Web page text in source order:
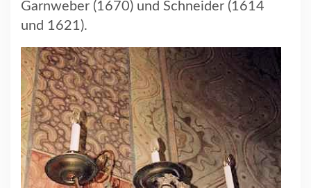
Garnweber (1670) und Schneider (1614
und 1621).